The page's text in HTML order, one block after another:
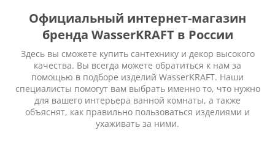
Официальный интернет-магазин
бренда WasserKRAFT в России
Здесь вы сможете купить сантехнику и декор высокого
качества. Вы всегда можете обратиться к нам за
помощью в подборе изделий WasserKRAFT. Наши
специалисты помогут вам выбрать именно то, что нужно
для вашего интерьера ванной комнаты, а также
объяснят, как правильно пользоваться изделиями и
ухаживать за ними.